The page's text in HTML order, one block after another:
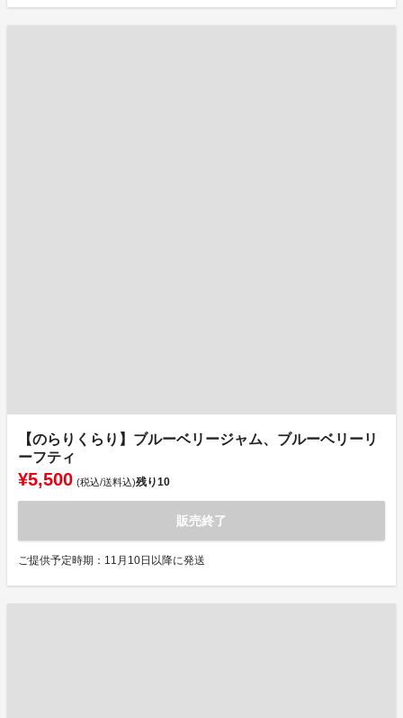
【のらりくらり】ブルーベリージャム、ブルーベリーリ
ーフティ
¥5,500 (税込/送料込)残り10
販売終了
ご提供予定時期：11月10日以降に発送